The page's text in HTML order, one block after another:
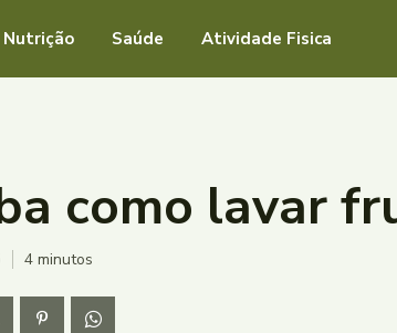
Nutrição Saúde Atividade Fisica
como lavar
4 minutos